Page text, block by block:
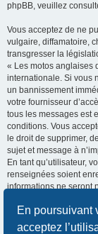
En poursuivant
acceptez
phpBB, veuillez
Vous acceptez de ne
vulgaire, diffamatoire,
transgresser la
« Les motos anglaises
internationale. Si vous
un bannissement
votre fournisseur
tous les messages est
conditions. Vous
le droit de supprimer,
sujet et message à
En tant qu’utilisateur,
renseignées soient
informations ne seront
consentement, ni «
être tenus comme
visant à compromettre